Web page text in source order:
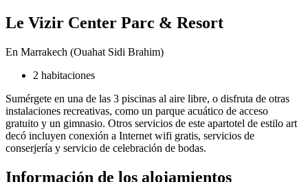
Le Vizir Center Parc & Resort
En Marrakech (Ouahat Sidi Brahim)
2 habitaciones
Sumérgete en una de las 3 piscinas al aire libre, o disfruta de otras
instalaciones recreativas, como un parque acuático de acceso
gratuito y un gimnasio. Otros servicios de este apartotel de estilo art
decó incluyen conexión a Internet wifi gratis, servicios de
conserjería y servicio de celebración de bodas.
Información de los alojamientos